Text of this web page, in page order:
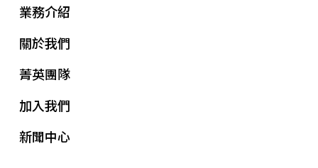
業務介紹
關於我們
菁英團隊
加入我們
新聞中心